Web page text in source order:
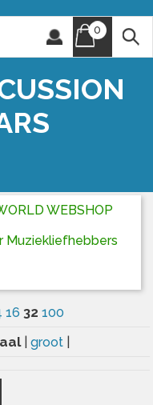
0
WEBSHOP
Muziekliefhebbers
16 32 100
groot